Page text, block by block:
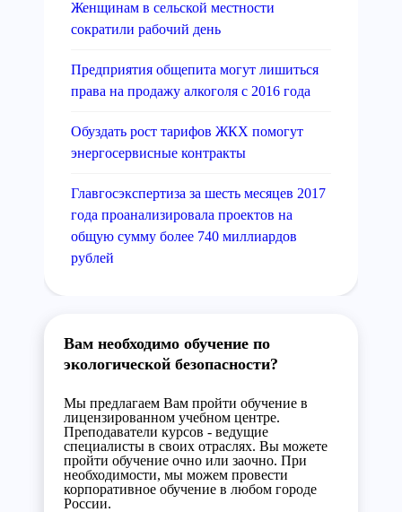
Женщинам в сельской местности
сократили рабочий день
Предприятия общепита могут лишиться
права на продажу алкоголя с 2016 года
Обуздать рост тарифов ЖКХ помогут
энергосервисные контракты
Главгосэкспертиза за шесть месяцев 2017
года проанализировала проектов на
общую сумму более 740 миллиардов
рублей
Вам необходимо обучение по
экологической безопасности?
Мы предлагаем Вам пройти обучение в
лицензированном учебном центре.
Преподаватели курсов - ведущие
специалисты в своих отраслях. Вы можете
пройти обучение очно или заочно. При
необходимости, мы можем провести
корпоративное обучение в любом городе
России.